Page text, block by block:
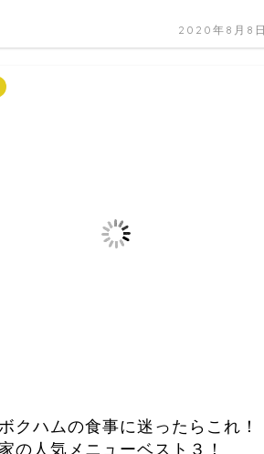
2020年8月8日
クハムの食事に迷ったらこれ！
の人気メニューベスト３！